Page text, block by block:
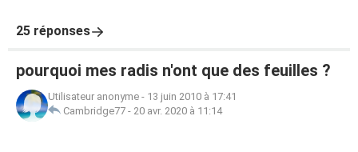
25 réponses
pourquoi mes radis n'ont que des feuilles ?
Utilisateur anonyme - 13 juin 2010 à 17:41
Cambridge77 - 20 avr. 2020 à 11:14